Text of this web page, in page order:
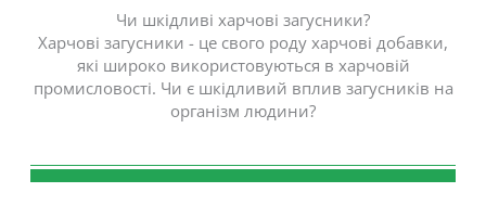
Чи шкідливі харчові загусники?
Харчові загусники - це свого роду харчові добавки,
які широко використовуються в харчовій
промисловості. Чи є шкідливий вплив загусників на
організм людини?